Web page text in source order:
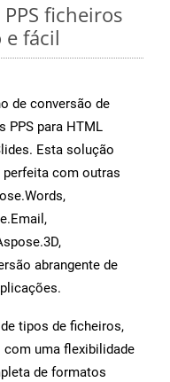
ficheiros
fácil
de conversão de
PPS para HTML
Esta solução
com outras
abrangente de
tipos de ficheiros,
uma flexibilidade
de formatos